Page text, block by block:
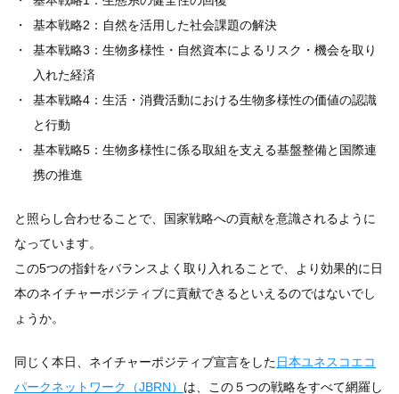
基本戦略2：自然を活用した社会課題の解決
基本戦略3：生物多様性・自然資本によるリスク・機会を取り
入れた経済
基本戦略4：生活・消費活動における生物多様性の価値の認識
と行動
基本戦略5：生物多様性に係る取組を支える基盤整備と国際連
携の推進
と照らし合わせることで、国家戦略への貢献を意識されるように
なっています。
この5つの指針をバランスよく取り入れることで、より効果的に日
本のネイチャーポジティブに貢献できるといえるのではないでし
ょうか。
同じく本日、ネイチャーポジティブ宣言をした日本ユネスコエコ
パークネットワーク（JBRN） は、この５つの戦略をすべて網羅し